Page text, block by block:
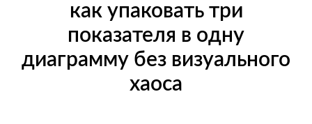
как упаковать три
показателя в одну
диаграмму без визуального
хаоса